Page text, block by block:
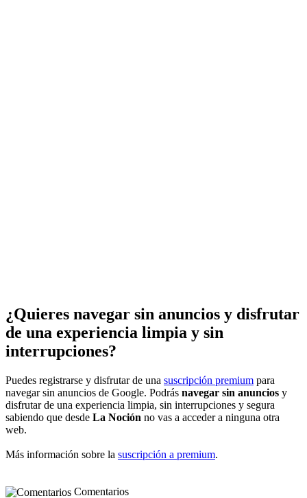
¿Quieres navegar sin anuncios y disfrutar
de una experiencia limpia y sin
interrupciones?
Puedes registrarse y disfrutar de una suscripción premium para
navegar sin anuncios de Google. Podrás navegar sin anuncios y
disfrutar de una experiencia limpia, sin interrupciones y segura
sabiendo que desde La Noción no vas a acceder a ninguna otra
web.
Más información sobre la suscripción a premium.
Comentarios